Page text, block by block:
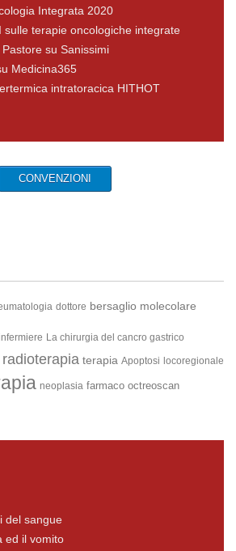
Integrata 2020
sulle terapie oncologiche integrate
su Sanissimi
Medicina365
intratoracica HITHOT
CONVENZIONI
dottore bersaglio molecolare
La chirurgia del cancro gastrico
radioterapia terapia Apoptosi locoregionale
neoplasia farmaco octreoscan
del sangue
ed il vomito